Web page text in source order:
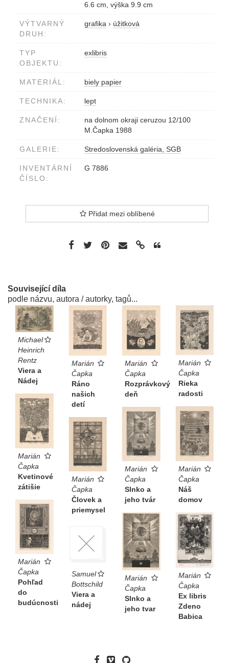
6.6 cm, výška 9.9 cm
VÝTVARNÝ
DRUH:
grafika › úžitková
TYP
OBJEKTU:
exlibris
MATERIÁL: biely papier
TECHNIKA: lept
ZNAČENÍ:
na dolnom okraji ceruzou 12/100
M.Čapka 1988
GALERIE: Stredoslovenská galéria, SGB
INVENTÁRNÍ
ČÍSLO:
G 7886
Přidat mezi oblíbené
Související díla
podle názvu, autora / autorky, tagů...
Michael
Heinrich
Rentz
Viera a
Nádej
Marián
Čapka
Ráno
našich
detí
Marián
Čapka
Rozprávkový
deň
Marián
Čapka
Rieka
radosti
Marián
Čapka
Kvetinové
zátišie
Marián
Čapka
Náš
domov
Marián
Čapka
Slnko a
jeho tvár
Marián
Čapka
Človek a
priemysel
Marián
Čapka
Pohľad
do
budúcnosti
Marián
Čapka
Slnko a
jeho tvar
Marián
Čapka
Ex libris
Zdeno
Babica
Samuel
Bottschild
Viera a
nádej